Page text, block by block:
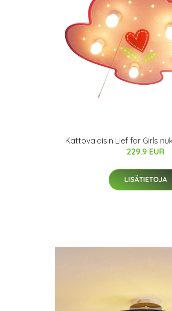
Kattovalaisin Lief for Girls
229.9 EUR
LISÄTIETOJA